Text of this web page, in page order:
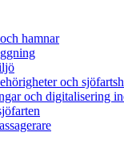
hamnar
och
och digitalisering